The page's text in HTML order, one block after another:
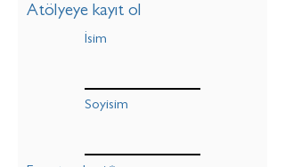
Atölyeye kayıt ol
İsim
Soyisim